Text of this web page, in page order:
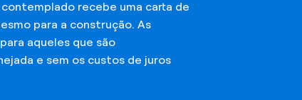
recebe uma carta de
para a construção. As
aqueles que são
e sem os custos de juros